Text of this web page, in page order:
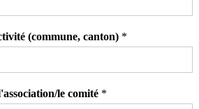
(commune, canton) *
le comité *